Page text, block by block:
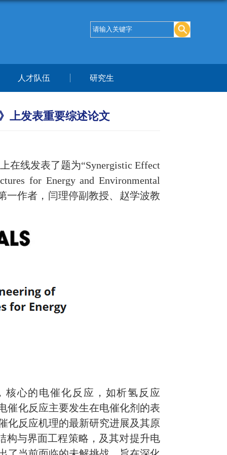
人才队伍 研究生
上发表重要综述论文
上在线发表了题为“Synergistic Effect
for Energy and Environmental
一作者，闫理停副教授、赵学波教
心的电催化反应，如析氢反应
催化反应主要发生在电催化剂的表
化反应机理的最新研究进展及其原
构与界面工程策略，及其对提升电